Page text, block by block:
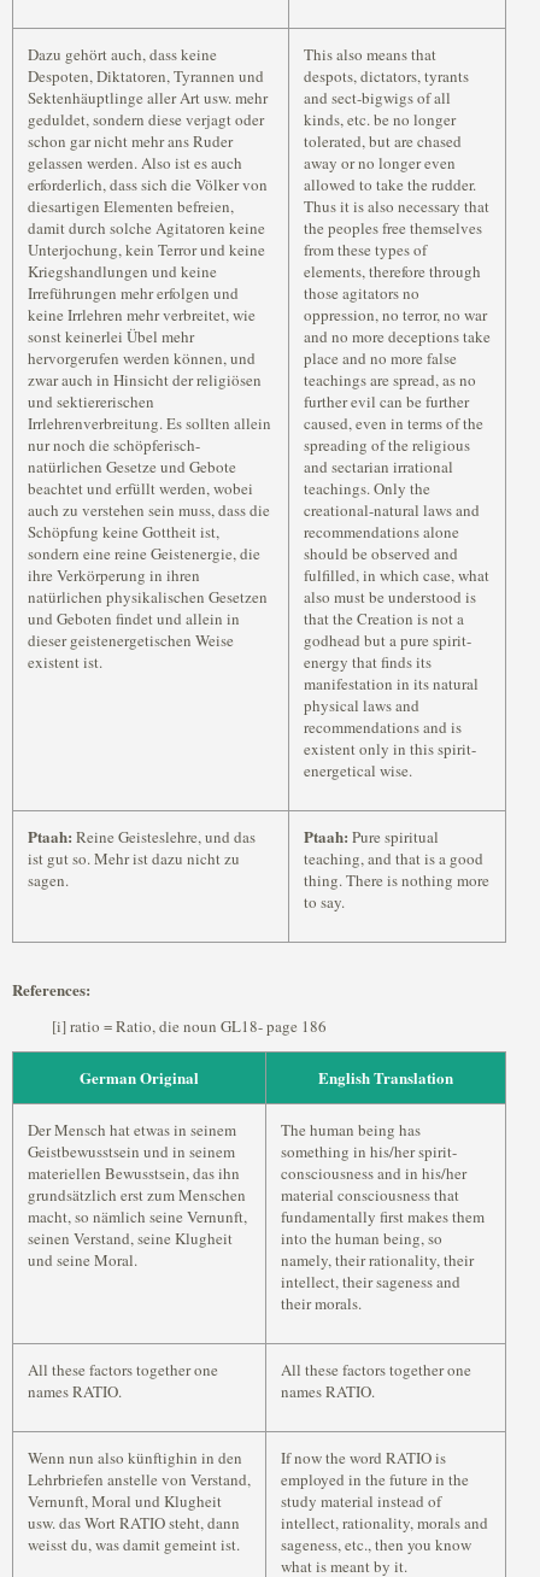
Dazu gehört auch, dass keine
Despoten, Diktatoren, Tyrannen und
Sektenhäuptlinge aller Art usw. mehr
geduldet, sondern diese verjagt oder
schon gar nicht mehr ans Ruder
gelassen werden. Also ist es auch
erforderlich, dass sich die Völker von
diesartigen Elementen befreien,
damit durch solche Agitatoren keine
Unterjochung, kein Terror und keine
Kriegshandlungen und keine
Irreführungen mehr erfolgen und
keine Irrlehren mehr verbreitet, wie
sonst keinerlei Übel mehr
hervorgerufen werden können, und
zwar auch in Hinsicht der religiösen
und sektiererischen
Irrlehrenverbreitung. Es sollten allein
nur noch die schöpferisch-
natürlichen Gesetze und Gebote
beachtet und erfüllt werden, wobei
auch zu verstehen sein muss, dass die
Schöpfung keine Gottheit ist,
sondern eine reine Geistenergie, die
ihre Verkörperung in ihren
natürlichen physikalischen Gesetzen
und Geboten findet und allein in
dieser geistenergetischen Weise
existent ist.
This also means that
despots, dictators, tyrants
and sect-bigwigs of all
kinds, etc. be no longer
tolerated, but are chased
away or no longer even
allowed to take the rudder.
Thus it is also necessary that
the peoples free themselves
from these types of
elements, therefore through
those agitators no
oppression, no terror, no war
and no more deceptions take
place and no more false
teachings are spread, as no
further evil can be further
caused, even in terms of the
spreading of the religious
and sectarian irrational
teachings. Only the
creational-natural laws and
recommendations alone
should be observed and
fulfilled, in which case, what
also must be understood is
that the Creation is not a
godhead but a pure spirit-
energy that finds its
manifestation in its natural
physical laws and
recommendations and is
existent only in this spirit-
energetical wise.
Ptaah: Reine Geisteslehre, und das
ist gut so. Mehr ist dazu nicht zu
sagen.
Ptaah: Pure spiritual
teaching, and that is a good
thing. There is nothing more
to say.
References:
[i] ratio = Ratio, die noun GL18- page 186
German Original English Translation
Der Mensch hat etwas in seinem
Geistbewusstsein und in seinem
materiellen Bewusstsein, das ihn
grundsätzlich erst zum Menschen
macht, so nämlich seine Vernunft,
seinen Verstand, seine Klugheit
und seine Moral.
The human being has
something in his/her spirit-
consciousness and in his/her
material consciousness that
fundamentally first makes them
into the human being, so
namely, their rationality, their
intellect, their sageness and
their morals.
All these factors together one
names RATIO.
All these factors together one
names RATIO.
Wenn nun also künftighin in den
Lehrbriefen anstelle von Verstand,
Vernunft, Moral und Klugheit
usw. das Wort RATIO steht, dann
weisst du, was damit gemeint ist.
If now the word RATIO is
employed in the future in the
study material instead of
intellect, rationality, morals and
sageness, etc., then you know
what is meant by it.